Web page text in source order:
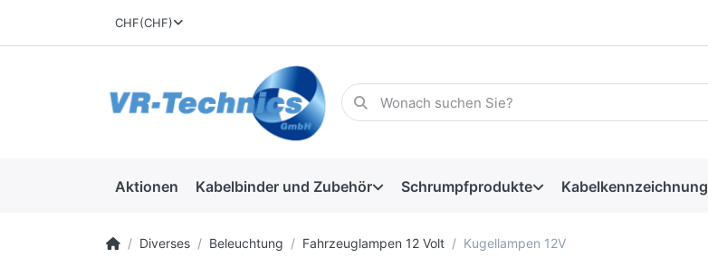
CHF(CHF)
Aktionen Kabelbinder und Zubehör Schrumpfprodukte Kabelkennzeichnung
Diverses Beleuchtung Fahrzeuglampen 12 Volt Kugellampen 12V